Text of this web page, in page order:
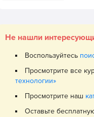
Не нашли
Воспользуйтесь
Просмотрите все
технологии»
Просмотрите наш
Оставьте